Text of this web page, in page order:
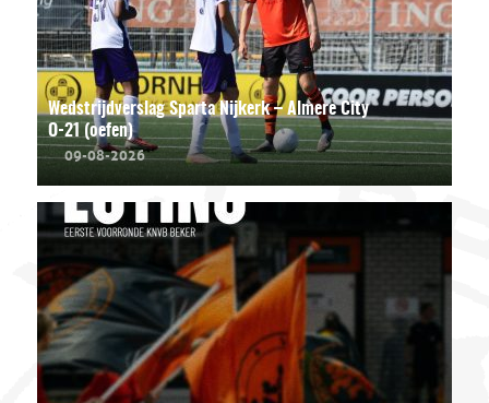
Wedstrijdverslag Sparta Nijkerk – Almere City
O-21 (oefen)
09-08-2026